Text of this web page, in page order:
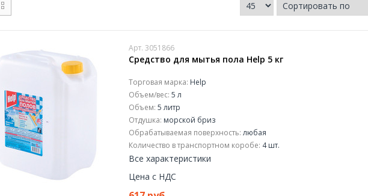
Арт. 3051866
Средство для мытья пола Help 5 кг
Торговая марка: Help
Объем/вес: 5 л
Объем: 5 литр
Отдушка: морской бриз
Обрабатываемая поверхность: любая
Количество в транспортном коробе: 4 шт.
Все характеристики
Цена с НДС